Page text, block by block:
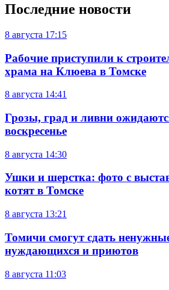
Последние новости
8 августа 17:15
Рабочие приступили к
храма на Клюева в Томске
8 августа 14:41
Грозы, град и ливни
воскресенье
8 августа 14:30
Ушки и шерстка: фото с
котят в Томске
8 августа 13:21
Томичи смогут сдать
нуждающихся и приютов
8 августа 11:03